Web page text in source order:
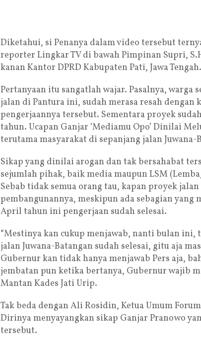
Diketahui, si Penanya dalam video tersebut
reporter Lingkar TV di bawah Pimpinan Supri,
kanan Kantor DPRD Kabupaten Pati, Jawa Tengah.
Pertanyaan itu sangatlah wajar. Pasalnya, warga
jalan di Pantura ini, sudah merasa resah dengan
pengerjaannya tersebut. Sementara proyek
tahun. Ucapan Ganjar ‘Mediamu Opo’ Dinilai
terutama masyarakat di sepanjang jalan Juwana-
Sikap yang dinilai arogan dan tak bersahabat
sejumlah pihak, baik media maupun LSM
Sebab tidak semua orang tau, kapan proyek
pembangunannya, meskipun ada sebagian yang
April tahun ini pengerjaan sudah selesai.
“Mestinya kan cukup menjawab, nanti bulan
jalan Juwana-Batangan sudah selesai, gitu aja
Gubernur kan tidak hanya menjawab Pers aja,
jembatan pun ketika bertanya, Gubernur wajib
Mantan Kades Jati Urip.
Tak beda dengan Ali Rosidin, Ketua Umum
Dirinya menyayangkan sikap Ganjar Pranowo
tersebut.